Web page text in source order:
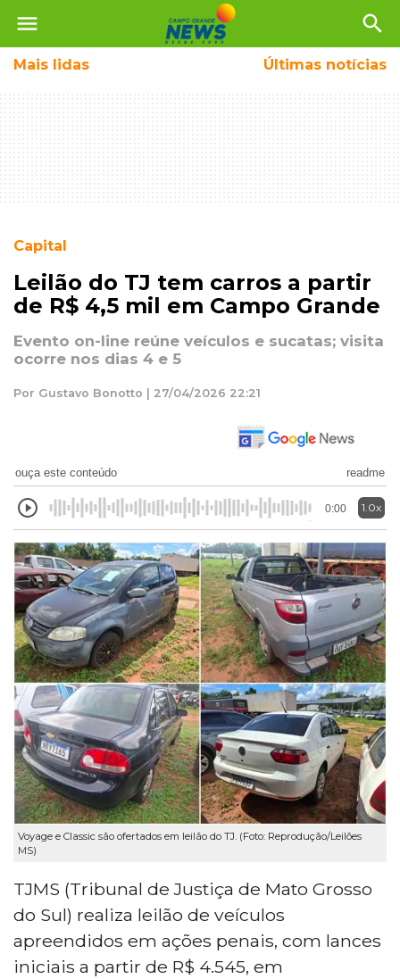
menu search
Mais lidas Últimas notícias
Capital
Leilão do TJ tem carros a partir
de R$ 4,5 mil em Campo Grande
Evento on-line reúne veículos e sucatas; visita
ocorre nos dias 4 e 5
Por Gustavo Bonotto | 27/04/2026 22:21
ouça este conteúdo readme
0:00 1.0x
Voyage e Classic são ofertados em leilão do TJ. (Foto: Reprodução/Leilões
MS)
TJMS (Tribunal de Justiça de Mato Grosso
do Sul) realiza leilão de veículos
apreendidos em ações penais, com lances
iniciais a partir de R$ 4.545, em